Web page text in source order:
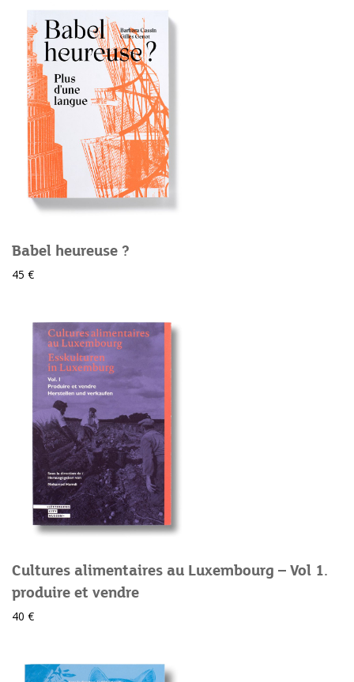
Babel heureuse ?
45 €
Cultures alimentaires au Luxembourg – Vol 1.
produire et vendre
40 €